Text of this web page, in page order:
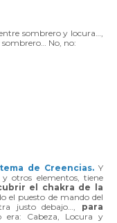
sombrero y locura…,
No, no:
de Creencias.Y
otros elementos, tiene
el chakra de la
el puesto de mando del
justo debajo…, para
era: Cabeza, Locura y